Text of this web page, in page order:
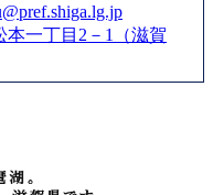
本一丁目2－1（滋賀